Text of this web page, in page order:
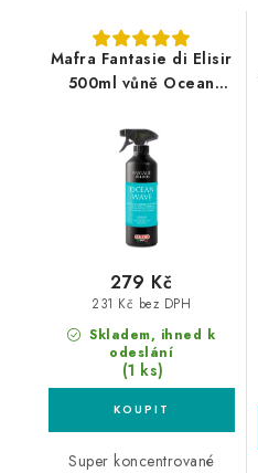
Mafra Fantasie di Elisir
500ml vůně Ocean
Skladem, ihned k
odeslání
(1 ks)
231 Kč bez DPH
279 Kč
Super koncentrované